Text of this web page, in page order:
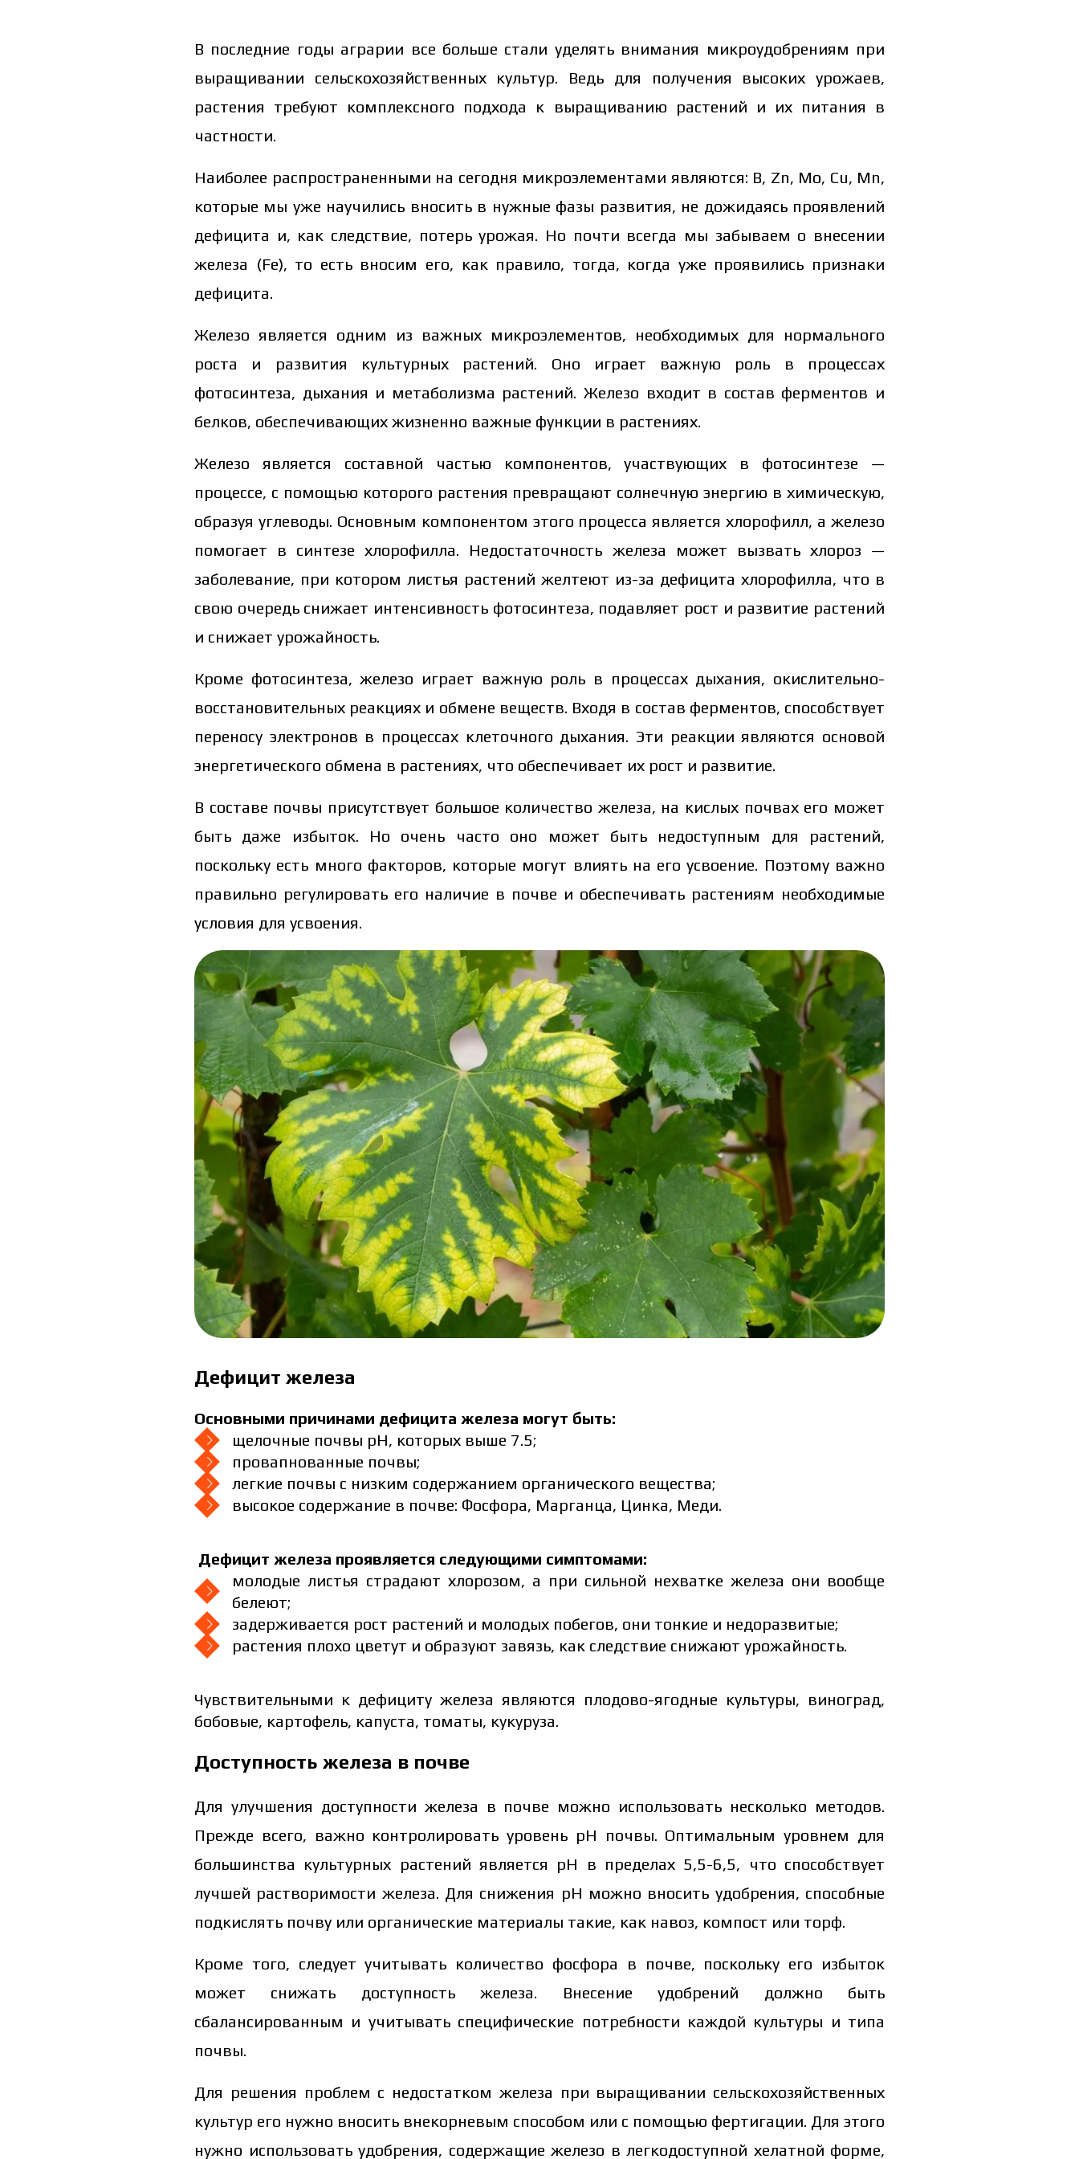
В последние годы аграрии все больше стали уделять внимания микроудобрениям при
выращивании сельскохозяйственных культур. Ведь для получения высоких урожаев,
растения требуют комплексного подхода к выращиванию растений и их питания в
частности.
Наиболее распространенными на сегодня микроэлементами являются: B, Zn, Mo, Cu, Mn,
которые мы уже научились вносить в нужные фазы развития, не дожидаясь проявлений
дефицита и, как следствие, потерь урожая. Но почти всегда мы забываем о внесении
железа (Fe), то есть вносим его, как правило, тогда, когда уже проявились признаки
дефицита.
Железо является одним из важных микроэлементов, необходимых для нормального
роста и развития культурных растений. Оно играет важную роль в процессах
фотосинтеза, дыхания и метаболизма растений. Железо входит в состав ферментов и
белков, обеспечивающих жизненно важные функции в растениях.
Железо является составной частью компонентов, участвующих в фотосинтезе —
процессе, с помощью которого растения превращают солнечную энергию в химическую,
образуя углеводы. Основным компонентом этого процесса является хлорофилл, а железо
помогает в синтезе хлорофилла. Недостаточность железа может вызвать хлороз —
заболевание, при котором листья растений желтеют из-за дефицита хлорофилла, что в
свою очередь снижает интенсивность фотосинтеза, подавляет рост и развитие растений
и снижает урожайность.
Кроме фотосинтеза, железо играет важную роль в процессах дыхания, окислительно-
восстановительных реакциях и обмене веществ. Входя в состав ферментов, способствует
переносу электронов в процессах клеточного дыхания. Эти реакции являются основой
энергетического обмена в растениях, что обеспечивает их рост и развитие.
В составе почвы присутствует большое количество железа, на кислых почвах его может
быть даже избыток. Но очень часто оно может быть недоступным для растений,
поскольку есть много факторов, которые могут влиять на его усвоение. Поэтому важно
правильно регулировать его наличие в почве и обеспечивать растениям необходимые
условия для усвоения.
Дефицит железа
Основными причинами дефицита железа могут быть:
щелочные почвы рН, которых выше 7.5;
провапнованные почвы;
легкие почвы с низким содержанием органического вещества;
высокое содержание в почве: Фосфора, Марганца, Цинка, Меди.
Дефицит железа проявляется следующими симптомами:
молодые листья страдают хлорозом, а при сильной нехватке железа они вообще
белеют;
задерживается рост растений и молодых побегов, они тонкие и недоразвитые;
растения плохо цветут и образуют завязь, как следствие снижают урожайность.
Чувствительными к дефициту железа являются плодово-ягодные культуры, виноград,
бобовые, картофель, капуста, томаты, кукуруза.
Доступность железа в почве
Для улучшения доступности железа в почве можно использовать несколько методов.
Прежде всего, важно контролировать уровень pH почвы. Оптимальным уровнем для
большинства культурных растений является pH в пределах 5,5-6,5, что способствует
лучшей растворимости железа. Для снижения pH можно вносить удобрения, способные
подкислять почву или органические материалы такие, как навоз, компост или торф.
Кроме того, следует учитывать количество фосфора в почве, поскольку его избыток
может снижать доступность железа. Внесение удобрений должно быть
сбалансированным и учитывать специфические потребности каждой культуры и типа
почвы.
Для решения проблем с недостатком железа при выращивании сельскохозяйственных
культур его нужно вносить внекорневым способом или с помощью фертигации. Для этого
нужно использовать удобрения, содержащие железо в легкодоступной хелатной форме,
Цена зависит от объёма и региона доставки. Для расчёта индивидуальной цены
заполните данные:
Заказать
Заказать
Я ознакомился и принимаю политику защиты
персональных данных.
Связаться с менеджером Makosh
Связаться с менеджером Makosh
Я ознакомился и принимаю политику защиты персональных данных.
Скачать каталог
Скачать каталог